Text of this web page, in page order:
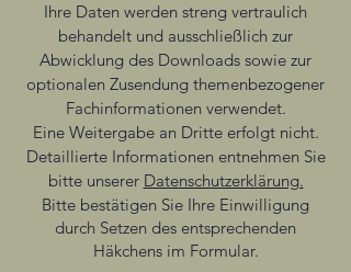
Ihre Daten werden streng vertraulich
behandelt und ausschließlich zur
Abwicklung des Downloads sowie zur
optionalen Zusendung themenbezogener
Fachinformationen verwendet.
Eine Weitergabe an Dritte erfolgt nicht.
Detaillierte Informationen entnehmen Sie
bitte unserer Datenschutzerklärung.
Bitte bestätigen Sie Ihre Einwilligung
durch Setzen des entsprechenden
Häkchens im Formular.